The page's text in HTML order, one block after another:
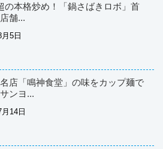
の本格炒め！「鍋さばきロボ」首
舗...
5日
店「鳴神食堂」の味をカップ麺で
ンヨ...
14日